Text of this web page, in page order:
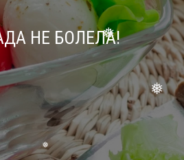
❅
❅
НЕ БОЛЕЛА!